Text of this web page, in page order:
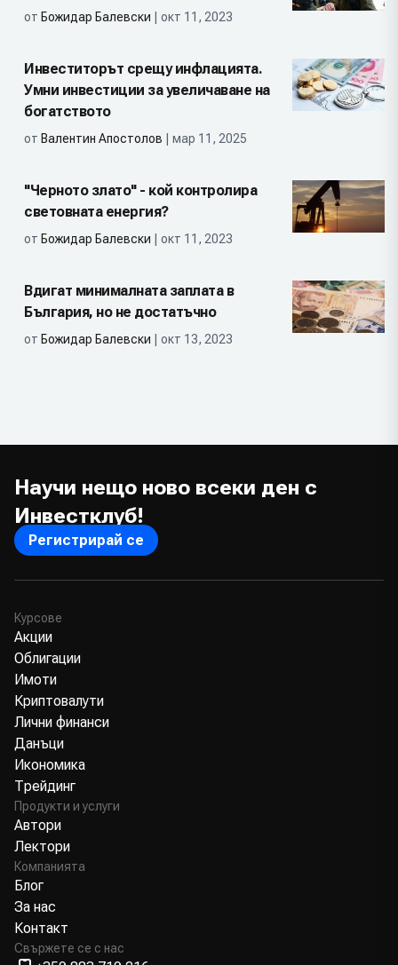
от Божидар Балевски | окт 11, 2023
Инвеститорът срещу инфлацията.
Умни инвестиции за увеличаване на
богатството
от Валентин Апостолов | мар 11, 2025
"Черното злато" - кой контролира
световната енергия?
от Божидар Балевски | окт 11, 2023
Вдигат минималната заплата в
България, но не достатъчно
от Божидар Балевски | окт 13, 2023
Научи нещо ново всеки ден с
Инвестклуб!
Регистрирай се
Курсове
Акции
Облигации
Имоти
Криптовалути
Лични финанси
Данъци
Икономика
Трейдинг
Продукти и услуги
Автори
Лектори
Компанията
Блог
За нас
Контакт
Свържете се с нас